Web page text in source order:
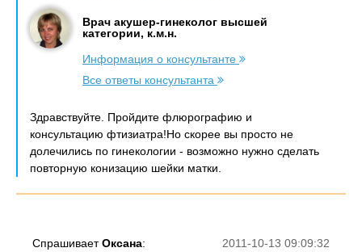
Врач акушер-гинеколог высшей
категории, к.м.н.
Информация о консультанте
Все ответы консультанта
Здравствуйте. Пройдите флюрографию и
консультацию фтизиатра!Но скорее вы просто не
долечились по гинекологии - возможно нужно сделать
повторную конизацию шейки матки.
2011-10-13 09:09:32
СпрашиваетОксана: